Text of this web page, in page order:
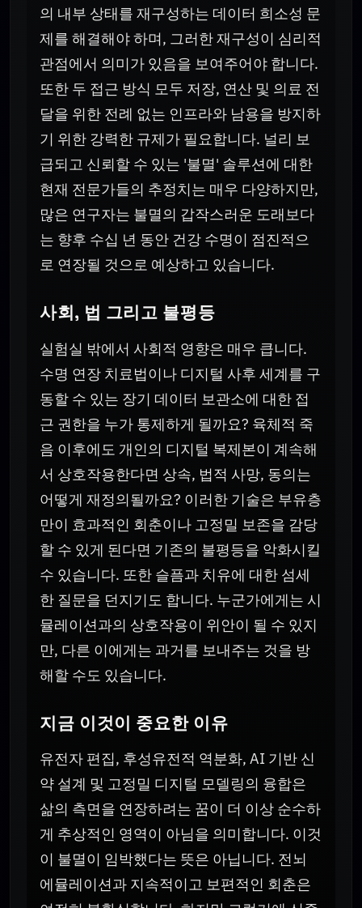
의 내부 상태를 재구성하는 데이터 희소성 문
제를 해결해야 하며, 그러한 재구성이 심리적
관점에서 의미가 있음을 보여주어야 합니다.
또한 두 접근 방식 모두 저장, 연산 및 의료 전
달을 위한 전례 없는 인프라와 남용을 방지하
기 위한 강력한 규제가 필요합니다. 널리 보
급되고 신뢰할 수 있는 '불멸' 솔루션에 대한
현재 전문가들의 추정치는 매우 다양하지만,
많은 연구자는 불멸의 갑작스러운 도래보다
는 향후 수십 년 동안 건강 수명이 점진적으
로 연장될 것으로 예상하고 있습니다.
사회, 법 그리고 불평등
실험실 밖에서 사회적 영향은 매우 큽니다.
수명 연장 치료법이나 디지털 사후 세계를 구
동할 수 있는 장기 데이터 보관소에 대한 접
근 권한을 누가 통제하게 될까요? 육체적 죽
음 이후에도 개인의 디지털 복제본이 계속해
서 상호작용한다면 상속, 법적 사망, 동의는
어떻게 재정의될까요? 이러한 기술은 부유층
만이 효과적인 회춘이나 고정밀 보존을 감당
할 수 있게 된다면 기존의 불평등을 악화시킬
수 있습니다. 또한 슬픔과 치유에 대한 섬세
한 질문을 던지기도 합니다. 누군가에게는 시
뮬레이션과의 상호작용이 위안이 될 수 있지
만, 다른 이에게는 과거를 보내주는 것을 방
해할 수도 있습니다.
지금 이것이 중요한 이유
유전자 편집, 후성유전적 역분화, AI 기반 신
약 설계 및 고정밀 디지털 모델링의 융합은
삶의 측면을 연장하려는 꿈이 더 이상 순수하
게 추상적인 영역이 아님을 의미합니다. 이것
이 불멸이 임박했다는 뜻은 아닙니다. 전뇌
에뮬레이션과 지속적이고 보편적인 회춘은